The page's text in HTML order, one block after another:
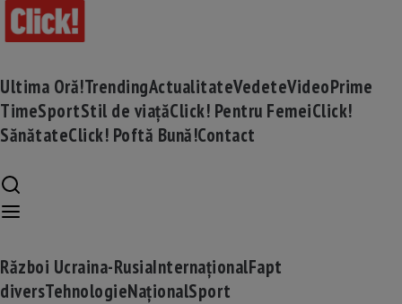
Ultima Oră!TrendingActualitateVedeteVideoPrime
TimeSportStil de viațăClick! Pentru FemeiClick!
SănătateClick! Poftă Bună!Contact
Război Ucraina-RusiaInternaționalFapt
diversTehnologieNaționalSport